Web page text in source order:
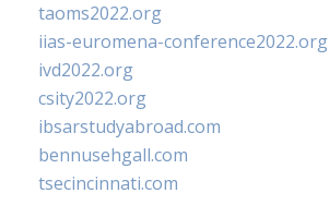
taoms2022.org
iias-euromena-conference2022.org
ivd2022.org
csity2022.org
ibsarstudyabroad.com
bennusehgall.com
tsecincinnati.com